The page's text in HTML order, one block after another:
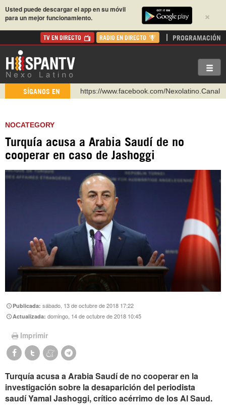
×
Usted puede descargar el app en su móvil
para un mejor funcionamiento.
TV EN DIRECTO RADIO EN DIRECTO PROGRAMACIÓN
SÍGANOS EN
https://www.facebook.com/Nexolatino.Canal
https://t.me/hispantvcanal
https://urmedium.com/c/hispantv
Instagram como: hispan_tv
NOCATEGORY
Turquía acusa a Arabia Saudí de no
cooperar en caso de Jashoggi
Publicada:sábado, 13 de octubre de 2018 17:22
Actualizada:domingo, 14 de octubre de 2018 10:45
Imprimir
Turquía acusa a Arabia Saudí de no cooperar en la
investigación sobre la desaparición del periodista
saudí Yamal Jashoggi, crítico acérrimo de los Al Saud.